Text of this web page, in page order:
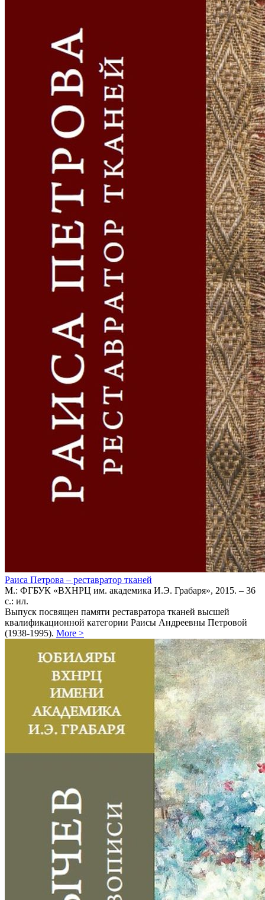
Раиса Петрова – реставратор тканей
М.: ФГБУК «ВХНРЦ им. академика И.Э. Грабаря», 2015. – 36
с.: ил.
Выпуск посвящен памяти реставратора тканей высшей
квалификационной категории Раисы Андреевны Петровой
(1938-1995). More >